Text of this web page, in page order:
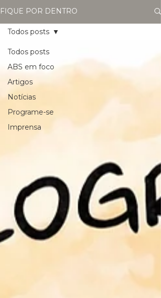
FIQUE POR DENTRO
Todos posts
ABS em foco
Artigos
Notícias
Programe-se
Imprensa
Todos posts